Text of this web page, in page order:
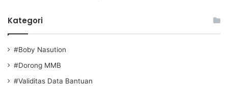
Kategori
#Boby Nasution
#Dorong MMB
#Validitas Data Bantuan